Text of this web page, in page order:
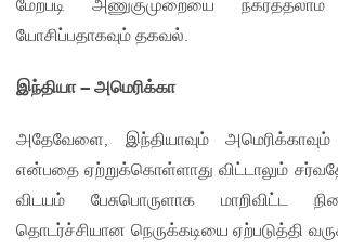
மேற்படி அணுகுமுறையை
யோசிப்பதாகவும் தகவல்.
இந்தியா – அமெரிக்கா
அதேவேளை, இந்தியாவும்
என்பதை ஏற்றுக்கொள்ளாது விட்டாலும்
விடயம் பேசுபொருளாக மாறிவிட்ட
தொடர்ச்சியான நெருக்கடியை ஏற்படுத்தி